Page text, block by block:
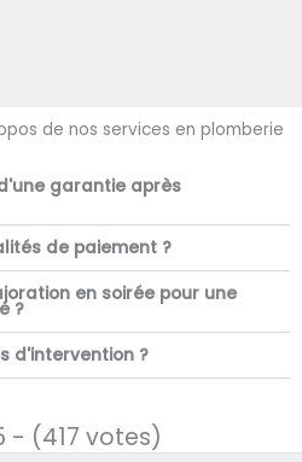
de nos services en plomberie
garantie après
de paiement ?
en soirée pour une
?
d'intervention ?
- (417 votes)